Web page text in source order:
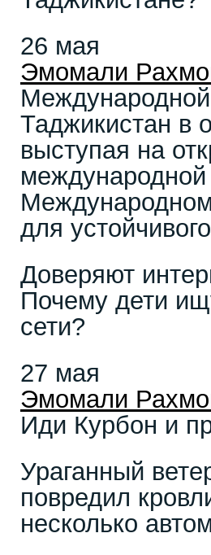
26 мая
Эмомали
Таджикистан в
выступая на
для
Доверяют
Почему дети
сети?
27 мая
Эмомали
Иди Курбон и
Ураганный
повредил
несколько